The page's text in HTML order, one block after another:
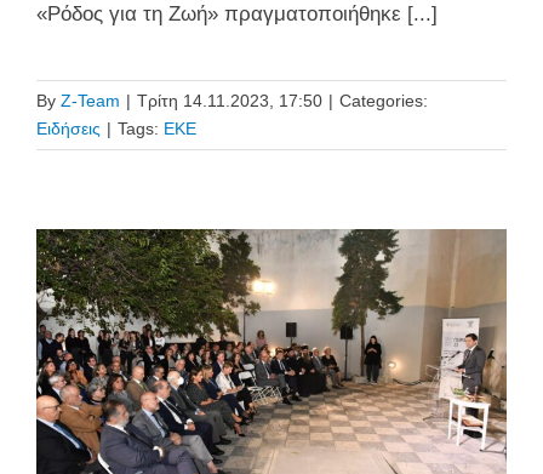
«Ρόδος για τη Ζωή» πραγματοποιήθηκε [...]
By Z-Team | Τρίτη 14.11.2023, 17:50 | Categories:
Ειδήσεις | Tags: ΕΚΕ